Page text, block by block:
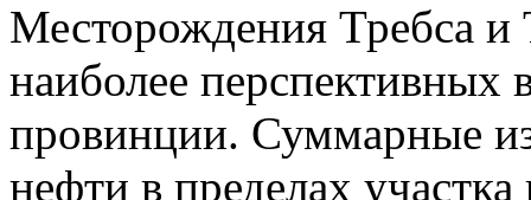
Месторождения Требса и
наиболее
провинции. Суммарные
нефти в пределах